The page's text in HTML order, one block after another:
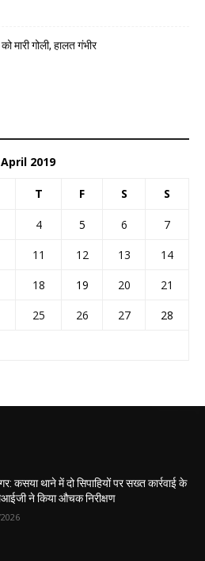
मारी गोली, हालत गंभीर
April 2019
T F S S
4 5 6
7
11 12 13
14
18 19 20
21
25 26 27
28
कसया थाने में दो सिपाहियों पर सख्त कार्रवाई के
ने किया औचक निरीक्षण